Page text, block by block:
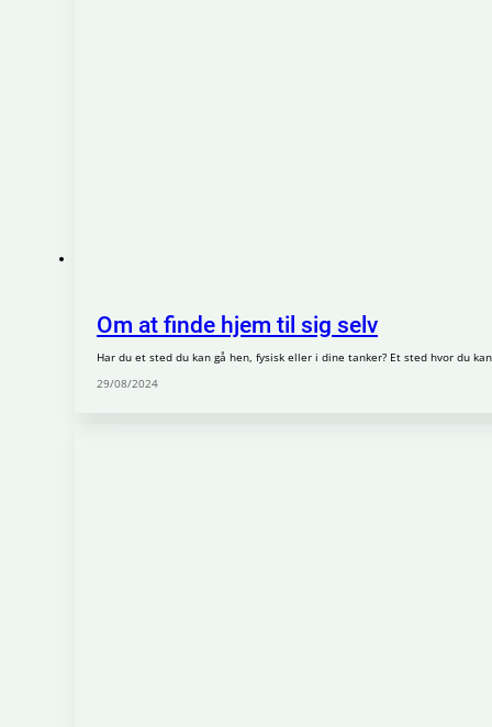
Om at finde hjem til sig selv
Har du et sted du kan gå hen, fysisk eller i dine tanker? Et sted hvor du
29/08/2024